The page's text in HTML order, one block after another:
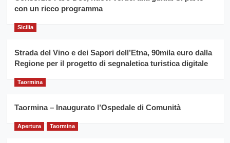
Franco
Caruso
con un ricco programma
Sicilia
Strada del Vino e dei Sapori dell’Etna, 90mila euro dalla
Regione per il progetto di segnaletica turistica digitale
Taormina
Taormina – Inaugurato l’Ospedale di Comunità
Apertura Taormina